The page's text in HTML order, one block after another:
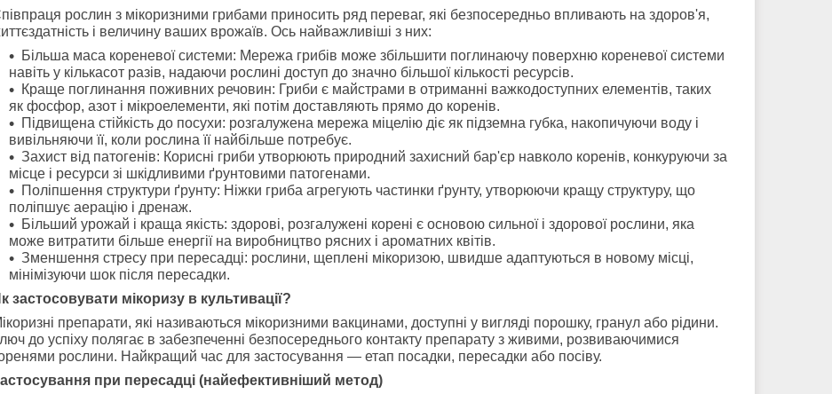
рослин з мікоризними грибами приносить ряд переваг, які безпосередньо впливають на здоров'я,
і величину ваших врожаїв. Ось найважливіші з них:
Більша маса кореневої системи: Мережа грибів може збільшити поглинаючу поверхню кореневої системи
навіть у кількасот разів, надаючи рослині доступ до значно більшої кількості ресурсів.
Краще поглинання поживних речовин: Гриби є майстрами в отриманні важкодоступних елементів, таких
як фосфор, азот і мікроелементи, які потім доставляють прямо до коренів.
Підвищена стійкість до посухи: розгалужена мережа міцелію діє як підземна губка, накопичуючи воду і
вивільняючи її, коли рослина її найбільше потребує.
Захист від патогенів: Корисні гриби утворюють природний захисний бар'єр навколо коренів, конкуруючи за
місце і ресурси зі шкідливими ґрунтовими патогенами.
Поліпшення структури ґрунту: Ніжки гриба агрегують частинки ґрунту, утворюючи кращу структуру, що
поліпшує аерацію і дренаж.
Більший урожай і краща якість: здорові, розгалужені корені є основою сильної і здорової рослини, яка
може витратити більше енергії на виробництво рясних і ароматних квітів.
Зменшення стресу при пересадці: рослини, щеплені мікоризою, швидше адаптуються в новому місці,
мінімізуючи шок після пересадки.
застосовувати мікоризу в культивації?
препарати, які називаються мікоризними вакцинами, доступні у вигляді порошку, гранул або рідини.
до успіху полягає в забезпеченні безпосереднього контакту препарату з живими, розвиваючимися
рослини. Найкращий час для застосування — етап посадки, пересадки або посіву.
при пересадці (найефективніший метод)